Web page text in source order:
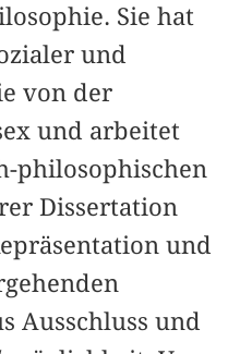
Sie hat
und
von der
und arbeitet
philosophischen
Dissertation
und
Ausschluss und